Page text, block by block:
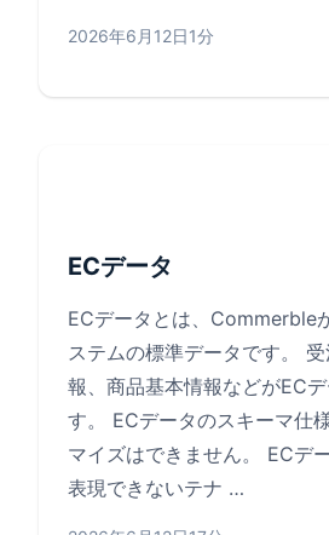
2026年6月12日1分
ECデータ
ECデータとは、Commerble
ステムの標準データです。
報、商品基本情報などがEC
す。 ECデータのスキーマ仕
マイズはできません。 ECデ
表現できないテナ …